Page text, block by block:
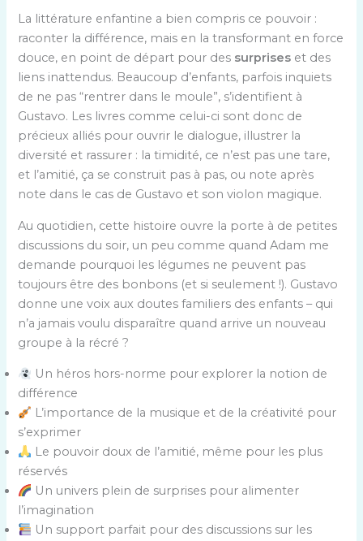
La littérature enfantine a bien compris ce pouvoir :
raconter la différence, mais en la transformant en force
douce, en point de départ pour des surprises et des
liens inattendus. Beaucoup d’enfants, parfois inquiets
de ne pas “rentrer dans le moule”, s’identifient à
Gustavo. Les livres comme celui-ci sont donc de
précieux alliés pour ouvrir le dialogue, illustrer la
diversité et rassurer : la timidité, ce n’est pas une tare,
et l’amitié, ça se construit pas à pas, ou note après
note dans le cas de Gustavo et son violon magique.
Au quotidien, cette histoire ouvre la porte à de petites
discussions du soir, un peu comme quand Adam me
demande pourquoi les légumes ne peuvent pas
toujours être des bonbons (et si seulement !). Gustavo
donne une voix aux doutes familiers des enfants – qui
n’a jamais voulu disparaître quand arrive un nouveau
groupe à la récré ?
Un héros hors-norme pour explorer la notion de
différence
L’importance de la musique et de la créativité pour
s’exprimer
Le pouvoir doux de l’amitié, même pour les plus
réservés
Un univers plein de surprises pour alimenter
l’imagination
Un support parfait pour des discussions sur les